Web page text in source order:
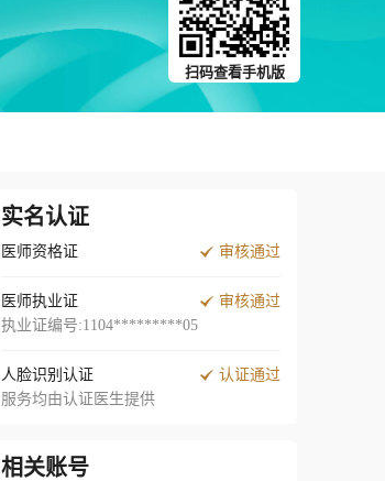
扫码查看手机版
实名认证
医师资格证 审核通过
医师执业证
审核通过
执业证编号:1104*********05
人脸识别认证
认证通过
服务均由认证医生提供
相关账号